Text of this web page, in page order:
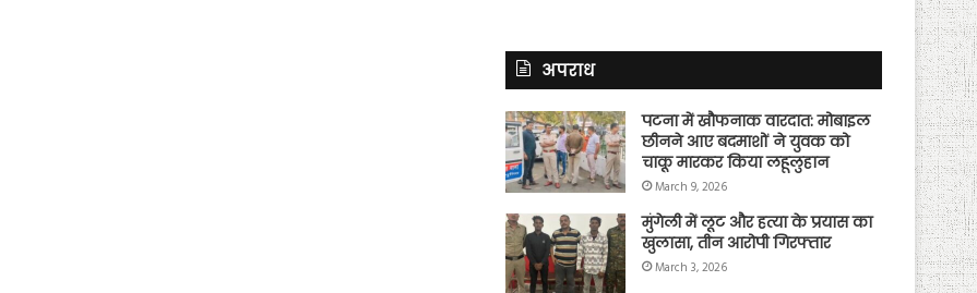
अपराध
पटना में खौफनाक वारदात: मोबाइल
छीनने आए बदमाशों ने युवक को
चाकू मारकर किया लहूलुहान
March 9, 2026
मुंगेली में लूट और हत्या के प्रयास का
खुलासा, तीन आरोपी गिरफ्तार
March 3, 2026